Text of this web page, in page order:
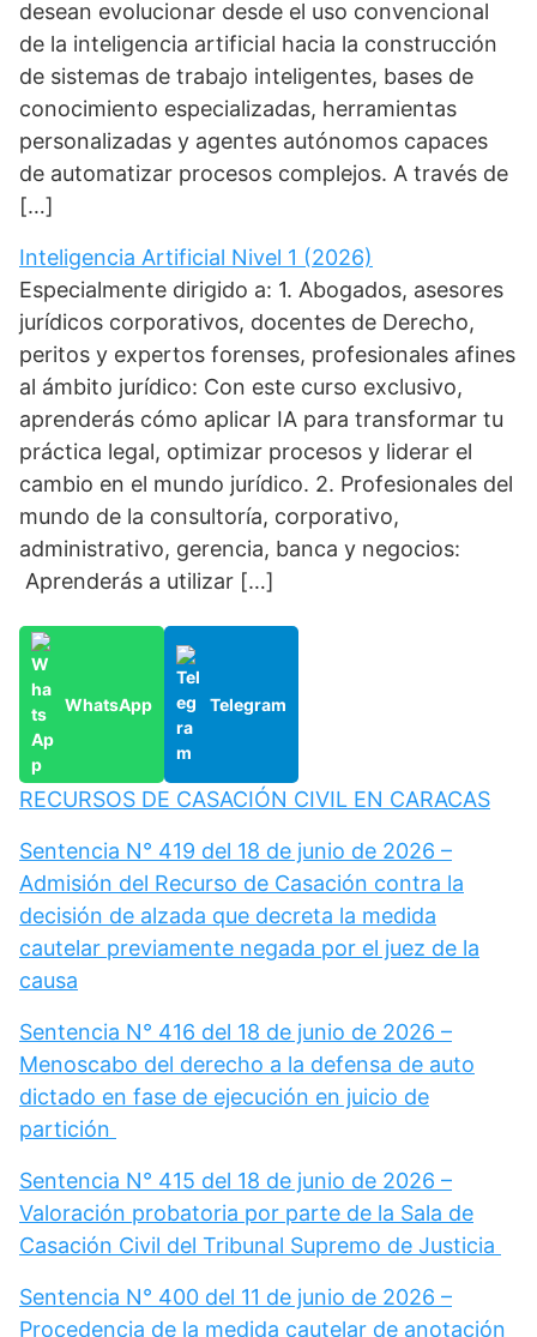
desean evolucionar desde el uso convencional
de la inteligencia artificial hacia la construcción
de sistemas de trabajo inteligentes, bases de
conocimiento especializadas, herramientas
personalizadas y agentes autónomos capaces
de automatizar procesos complejos. A través de
[…]
Inteligencia Artificial Nivel 1 (2026)
Especialmente dirigido a: 1. Abogados, asesores
jurídicos corporativos, docentes de Derecho,
peritos y expertos forenses, profesionales afines
al ámbito jurídico: Con este curso exclusivo,
aprenderás cómo aplicar IA para transformar tu
práctica legal, optimizar procesos y liderar el
cambio en el mundo jurídico. 2. Profesionales del
mundo de la consultoría, corporativo,
administrativo, gerencia, banca y negocios:
Aprenderás a utilizar […]
WhatsApp Telegram
RECURSOS DE CASACIÓN CIVIL EN CARACAS
Sentencia N° 419 del 18 de junio de 2026 –
Admisión del Recurso de Casación contra la
decisión de alzada que decreta la medida
cautelar previamente negada por el juez de la
causa
Sentencia N° 416 del 18 de junio de 2026 –
Menoscabo del derecho a la defensa de auto
dictado en fase de ejecución en juicio de
partición
Sentencia N° 415 del 18 de junio de 2026 –
Valoración probatoria por parte de la Sala de
Casación Civil del Tribunal Supremo de Justicia
Sentencia N° 400 del 11 de junio de 2026 –
Procedencia de la medida cautelar de anotación